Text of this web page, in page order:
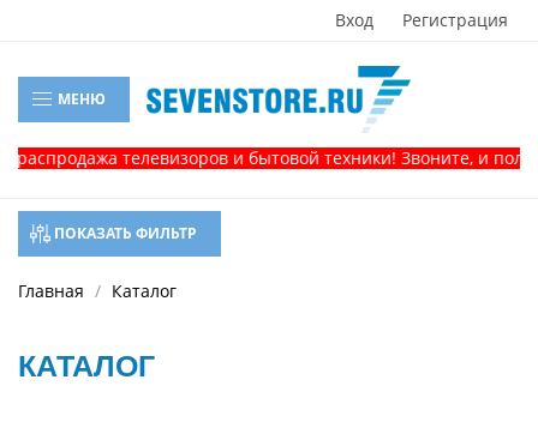
Вход Регистрация
МЕНЮ
телевизоров и бытовой техники! Звоните, и получите
ПОКАЗАТЬ ФИЛЬТР
Главная Каталог
КАТАЛОГ